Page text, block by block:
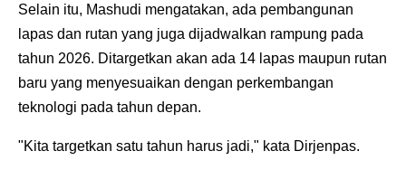
Selain itu, Mashudi mengatakan, ada pembangunan
lapas dan rutan yang juga dijadwalkan rampung pada
tahun 2026. Ditargetkan akan ada 14 lapas maupun rutan
baru yang menyesuaikan dengan perkembangan
teknologi pada tahun depan.
"Kita targetkan satu tahun harus jadi," kata Dirjenpas.